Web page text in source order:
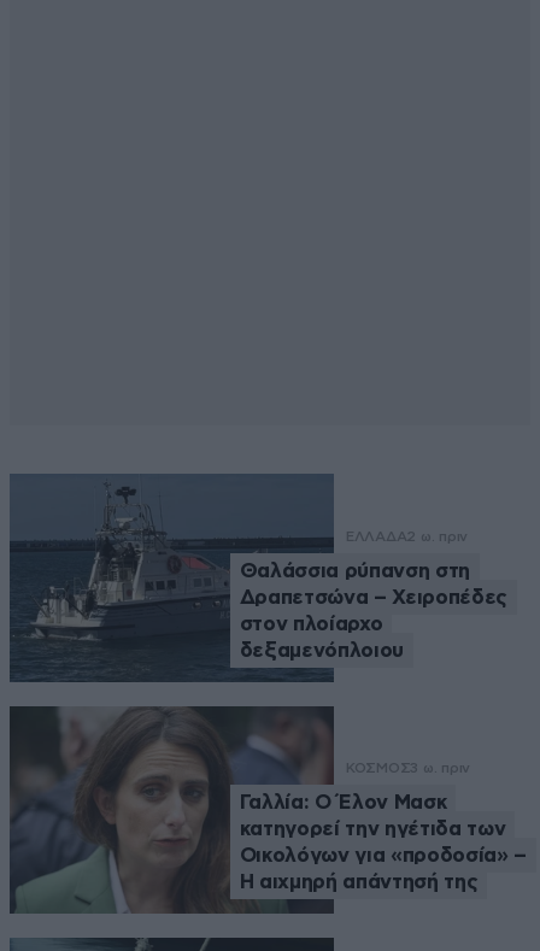
ΕΛΛΑΔΑ2 ω. πριν
Θαλάσσια ρύπανση στη
Δραπετσώνα – Χειροπέδες
στον πλοίαρχο
δεξαμενόπλοιου
ΚΟΣΜΟΣ3 ω. πριν
Γαλλία: Ο Έλον Μασκ
κατηγορεί την ηγέτιδα των
Οικολόγων για «προδοσία» –
Η αιχμηρή απάντησή της